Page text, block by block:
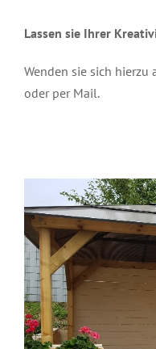
Lassen sie Ihrer
Wenden sie sich hierzu
oder per Mail.